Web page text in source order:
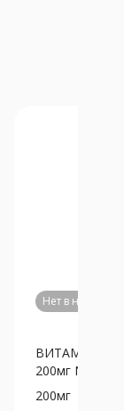
Нет в наличии
ВИТАМИН С
200мг N20
200мг